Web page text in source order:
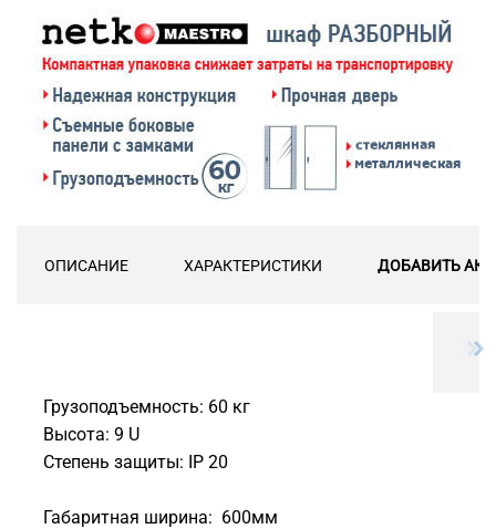
ОПИСАНИЕ ХАРАКТЕРИСТИКИ ДОБАВИТЬ
Грузоподъемность: 60 кг
Высота: 9 U
Степень защиты: IP 20
Габаритная ширина: 600мм